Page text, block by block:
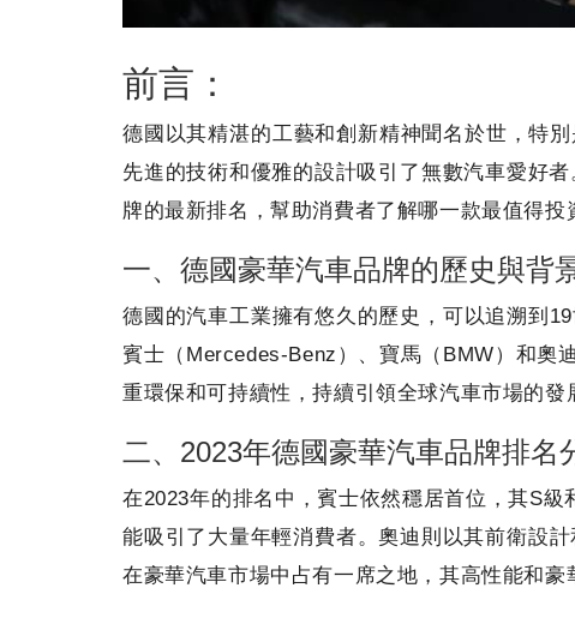
前言：
德國以其精湛的工藝和創新精神聞名於世，特
先進的技術和優雅的設計吸引了無數汽車愛好
牌的最新排名，幫助消費者了解哪一款最值得投
一、德國豪華汽車品牌的歷史與背
德國的汽車工業擁有悠久的歷史，可以追溯到
賓士（Mercedes-Benz）、寶馬（BMW）和奧
重環保和可持續性，持續引領全球汽車市場的發
二、2023年德國豪華汽車品牌排名
在2023年的排名中，賓士依然穩居首位，其S
能吸引了大量年輕消費者。奧迪則以其前衛設
在豪華汽車市場中占有一席之地，其高性能和豪